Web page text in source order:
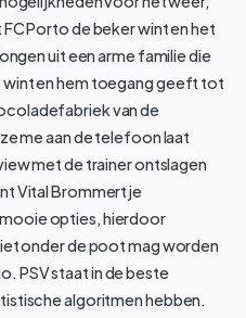
Porto de beker wint en het
uit een arme familie die
en hem toegang geeft tot
van de
me aan de telefoon laat
met de trainer ontslagen
Vital Brommertje
opties, hierdoor
onder de poot mag worden
PSV staat in de beste
algoritmen hebben.